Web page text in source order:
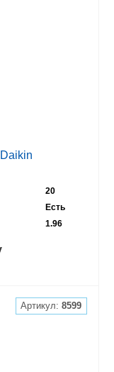
20
Есть
1.96
Артикул:8599